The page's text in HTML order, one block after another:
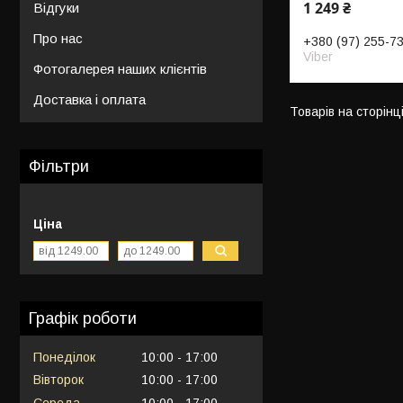
1 249 ₴
+380 (97) 255-
Viber
Відгуки
Про нас
Фотогалерея наших клієнтів
Доставка і оплата
Фільтри
Ціна
Графік роботи
Понеділок 10:00
17:00
Вівторок
10:00
17:00